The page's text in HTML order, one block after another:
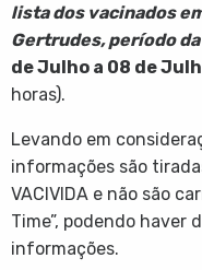
lista dos vacinados
Gertrudes, período
de Julho a 08 de
horas).
Levando em
informações são
VACIVIDA e não são
Time”, podendo haver
informações.